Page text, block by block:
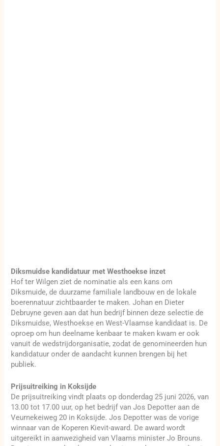
Diksmuidse kandidatuur met Westhoekse inzet
Hof ter Wilgen ziet de nominatie als een kans om
Diksmuide, de duurzame familiale landbouw en de lokale
boerennatuur zichtbaarder te maken. Johan en Dieter
Debruyne geven aan dat hun bedrijf binnen deze selectie de
Diksmuidse, Westhoekse en West-Vlaamse kandidaat is. De
oproep om hun deelname kenbaar te maken kwam er ook
vanuit de wedstrijdorganisatie, zodat de genomineerden hun
kandidatuur onder de aandacht kunnen brengen bij het
publiek.
Prijsuitreiking in Koksijde
De prijsuitreiking vindt plaats op donderdag 25 juni 2026, van
13.00 tot 17.00 uur, op het bedrijf van Jos Depotter aan de
Veurnekeiweg 20 in Koksijde. Jos Depotter was de vorige
winnaar van de Koperen Kievit-award. De award wordt
uitgereikt in aanwezigheid van Vlaams minister Jo Brouns.